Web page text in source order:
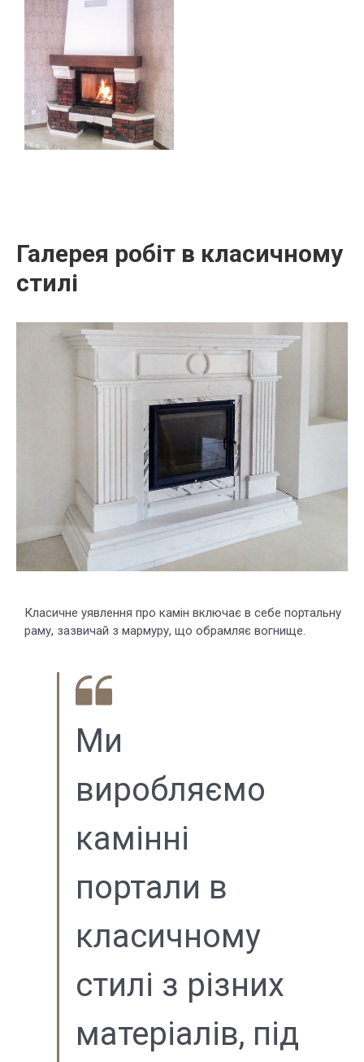
Галерея робіт в класичному
стилі
Класичне уявлення про камін включає в себе портальну
раму, зазвичай з мармуру, що обрамляє вогнище.
Ми
виробляємо
камінні
портали в
класичному
стилі з різних
матеріалів, під